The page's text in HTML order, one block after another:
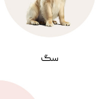
سگ